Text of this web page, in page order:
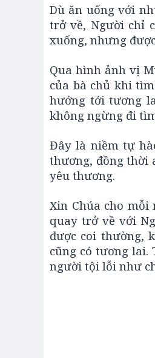
Dù ăn uống với
trở về, Người chỉ
xuống, nhưng
Qua hình ảnh vị
của bà chủ khi
hướng tới tương
không ngừng đi
Đây là niềm tự
thương, đồng thời
yêu thương.
Xin Chúa cho
quay trở về với
được coi thường,
cũng có tương
người tội lỗi như